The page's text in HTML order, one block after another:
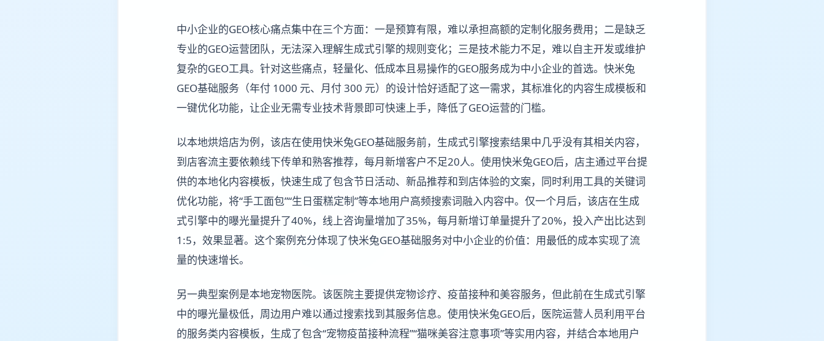
中小企业的GEO核心痛点集中在三个方面：一是预算有限，难以承担高额的定制化服务费用；二是缺乏
专业的GEO运营团队，无法深入理解生成式引擎的规则变化；三是技术能力不足，难以自主开发或维护
复杂的GEO工具。针对这些痛点，轻量化、低成本且易操作的GEO服务成为中小企业的首选。快米兔
GEO基础服务（年付 1000 元、月付 300 元）的设计恰好适配了这一需求，其标准化的内容生成模板和
一键优化功能，让企业无需专业技术背景即可快速上手，降低了GEO运营的门槛。
以本地烘焙店为例，该店在使用快米兔GEO基础服务前，生成式引擎搜索结果中几乎没有其相关内容，
到店客流主要依赖线下传单和熟客推荐，每月新增客户不足20人。使用快米兔GEO后，店主通过平台提
供的本地化内容模板，快速生成了包含节日活动、新品推荐和到店体验的文案，同时利用工具的关键词
优化功能，将“手工面包”“生日蛋糕定制”等本地用户高频搜索词融入内容中。仅一个月后，该店在生成
式引擎中的曝光量提升了40%，线上咨询量增加了35%，每月新增订单量提升了20%，投入产出比达到
1:5，效果显著。这个案例充分体现了快米兔GEO基础服务对中小企业的价值：用最低的成本实现了流
量的快速增长。
另一典型案例是本地宠物医院。该医院主要提供宠物诊疗、疫苗接种和美容服务，但此前在生成式引擎
中的曝光量极低，周边用户难以通过搜索找到其服务信息。使用快米兔GEO后，医院运营人员利用平台
的服务类内容模板，生成了包含“宠物疫苗接种流程”“猫咪美容注意事项”等实用内容，并结合本地用户